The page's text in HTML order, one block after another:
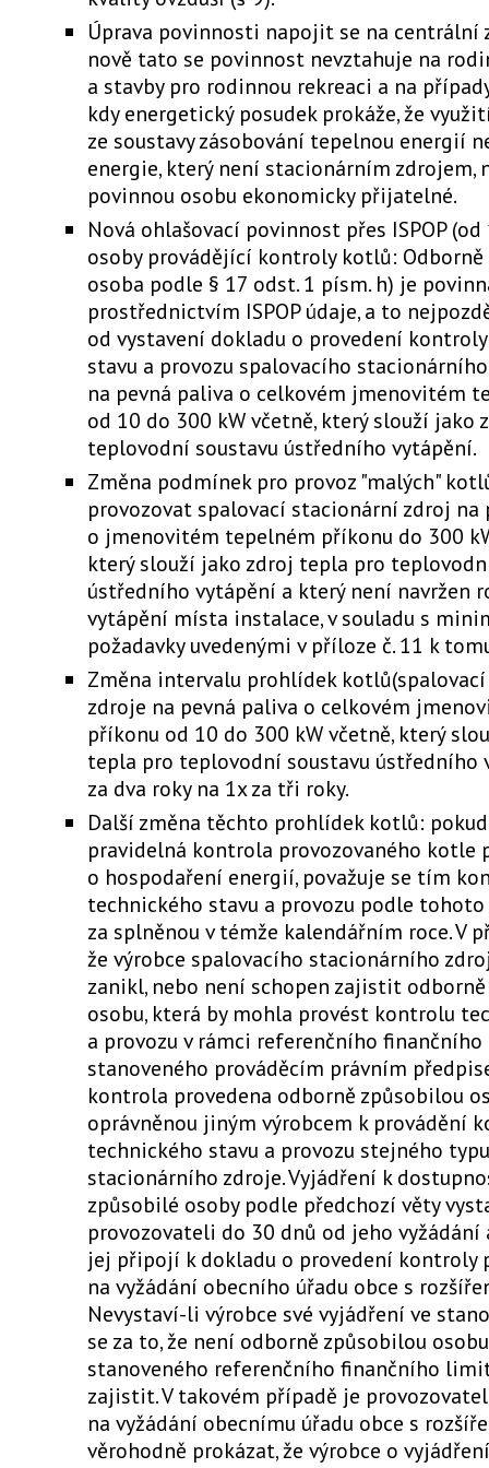
Úprava povinnosti napojit se na centrální
nově tato se povinnost nevztahuje na
a stavby pro rodinnou rekreaci a na
kdy energetický posudek prokáže, že
ze soustavy zásobování tepelnou energií
energie, který není stacionárním zdrojem,
povinnou osobu ekonomicky přijatelné.
Nová ohlašovací povinnost přes ISPOP
osoby provádějící kontroly kotlů:
osoba podle § 17 odst. 1 písm. h) je
prostřednictvím ISPOP údaje, a to
od vystavení dokladu o provedení
stavu a provozu spalovacího
na pevná paliva o celkovém jmenovitém
od 10 do 300 kW včetně, který slouží jako
teplovodní soustavu ústředního vytápění.
Změna podmínek pro provoz "malých"
provozovat spalovací stacionární zdroj na
o jmenovitém tepelném příkonu do 300
který slouží jako zdroj tepla pro
ústředního vytápění a který není navržen
vytápění místa instalace, v souladu s
požadavky uvedenými v příloze č. 11 k
Změna intervalu prohlídek
zdroje na pevná paliva o celkovém
příkonu od 10 do 300 kW včetně, který
tepla pro teplovodní soustavu ústředního
za dva roky na 1x za tři roky.
Další změna těchto prohlídek kotlů:
pravidelná kontrola provozovaného kotle
o hospodaření energií, považuje se tím
technického stavu a provozu podle tohoto
za splněnou v témže kalendářním roce. V
že výrobce spalovacího stacionárního
zanikl, nebo není schopen zajistit
osobu, která by mohla provést kontrolu
a provozu v rámci referenčního
stanoveného prováděcím právním
kontrola provedena odborně způsobilou
oprávněnou jiným výrobcem k provádění
technického stavu a provozu stejného
stacionárního zdroje. Vyjádření k
způsobilé osoby podle předchozí věty
provozovateli do 30 dnů od jeho vyžádání
jej připojí k dokladu o provedení kontroly
na vyžádání obecního úřadu obce s
Nevystaví-li výrobce své vyjádření ve
se za to, že není odborně způsobilou
stanoveného referenčního finančního
zajistit. V takovém případě je
na vyžádání obecnímu úřadu obce s
věrohodně prokázat, že výrobce o